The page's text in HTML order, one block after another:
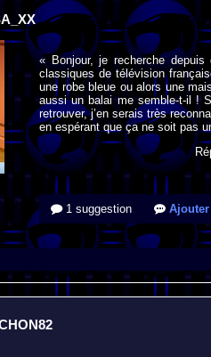
« Bonjour, je recherche
classiques de télévision
une robe bleue ou alors une
aussi un balai me semble-t-il !
retrouver, j’en serais très
en espérant que ça ne soit pas
1 suggestion Ajouter